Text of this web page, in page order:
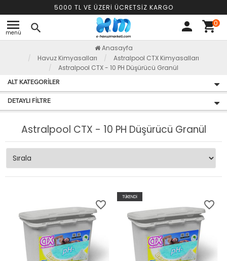
5000 TL VE ÜZERİ ÜCRETSİZ KARGO
menu
menü search person shopping_cart0
Anasayfa
Havuz Kimyasalları
Astralpool CTX Kimyasalları
Astralpool CTX - 10 PH Düşürücü Granül
ALT KATEGORILER
DETAYLI FILTRE
Astralpool CTX - 10 PH Düşürücü Granül
favorite_border
TÜKENDİ
favorite_border